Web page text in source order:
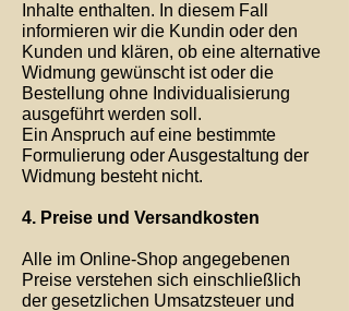
Inhalte enthalten. In diesem Fall
informieren wir die Kundin oder den
Kunden und klären, ob eine alternative
Widmung gewünscht ist oder die
Bestellung ohne Individualisierung
ausgeführt werden soll.
Ein Anspruch auf eine bestimmte
Formulierung oder Ausgestaltung der
Widmung besteht nicht.
4. Preise und Versandkosten
Alle im Online-Shop angegebenen
Preise verstehen sich einschließlich
der gesetzlichen Umsatzsteuer und